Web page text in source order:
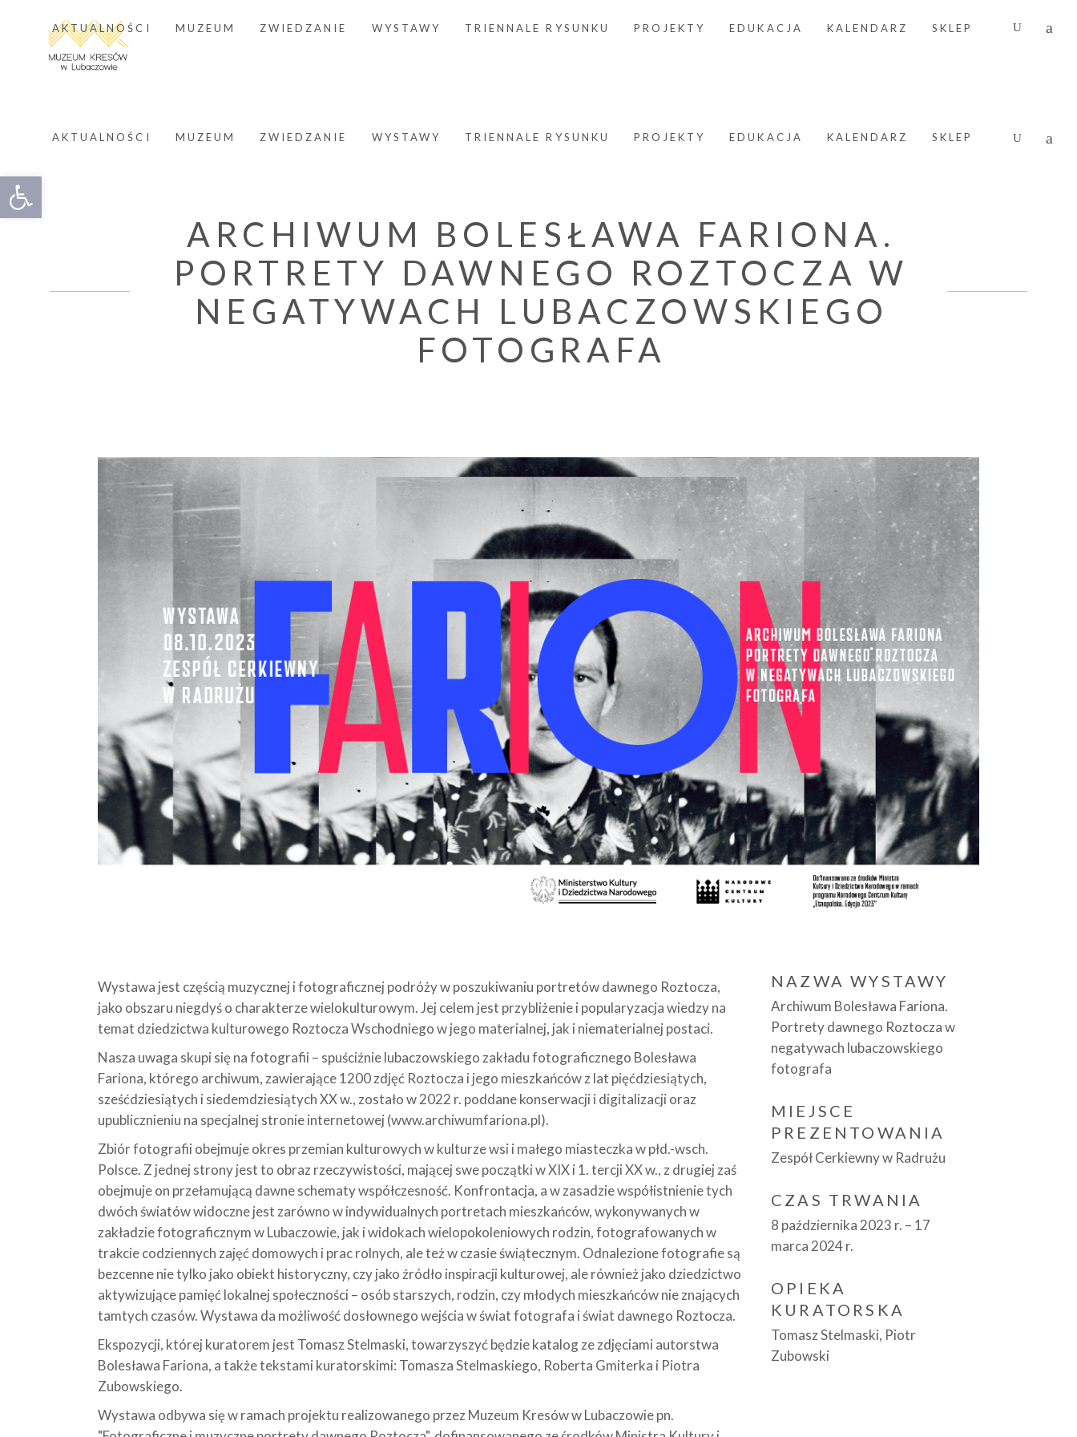
Otwórz pasek narzędzi
AKTUALNOŚCI MUZEUM ZWIEDZANIE WYSTAWY TRIENNALE RYSUNKU PROJEKTY EDUKACJA KALENDARZ SKLEP
AKTUALNOŚCI MUZEUM ZWIEDZANIE WYSTAWY TRIENNALE RYSUNKU PROJEKTY EDUKACJA KALENDARZ SKLEP
ARCHIWUM BOLESŁAWA FARIONA.
PORTRETY DAWNEGO ROZTOCZA W
NEGATYWACH LUBACZOWSKIEGO
FOTOGRAFA
Wystawa jest częścią muzycznej i fotograficznej podróży w poszukiwaniu portretów dawnego Roztocza,
jako obszaru niegdyś o charakterze wielokulturowym. Jej celem jest przybliżenie i popularyzacja wiedzy na
temat dziedzictwa kulturowego Roztocza Wschodniego w jego materialnej, jak i niematerialnej postaci.
Nasza uwaga skupi się na fotografii – spuściźnie lubaczowskiego zakładu fotograficznego Bolesława
Fariona, którego archiwum, zawierające 1200 zdjęć Roztocza i jego mieszkańców z lat pięćdziesiątych,
sześćdziesiątych i siedemdziesiątych XX w., zostało w 2022 r. poddane konserwacji i digitalizacji oraz
upublicznieniu na specjalnej stronie internetowej (www.archiwumfariona.pl).
Zbiór fotografii obejmuje okres przemian kulturowych w kulturze wsi i małego miasteczka w płd.-wsch.
Polsce. Z jednej strony jest to obraz rzeczywistości, mającej swe początki w XIX i 1. tercji XX w., z drugiej zaś
obejmuje on przełamującą dawne schematy współczesność. Konfrontacja, a w zasadzie współistnienie tych
dwóch światów widoczne jest zarówno w indywidualnych portretach mieszkańców, wykonywanych w
zakładzie fotograficznym w Lubaczowie, jak i widokach wielopokoleniowych rodzin, fotografowanych w
trakcie codziennych zajęć domowych i prac rolnych, ale też w czasie świątecznym. Odnalezione fotografie są
bezcenne nie tylko jako obiekt historyczny, czy jako źródło inspiracji kulturowej, ale również jako dziedzictwo
aktywizujące pamięć lokalnej społeczności – osób starszych, rodzin, czy młodych mieszkańców nie znających
tamtych czasów. Wystawa da możliwość dosłownego wejścia w świat fotografa i świat dawnego Roztocza.
Ekspozycji, której kuratorem jest Tomasz Stelmaski, towarzyszyć będzie katalog ze zdjęciami autorstwa
Bolesława Fariona, a także tekstami kuratorskimi: Tomasza Stelmaskiego, Roberta Gmiterka i Piotra
Zubowskiego.
Wystawa odbywa się w ramach projektu realizowanego przez Muzeum Kresów w Lubaczowie pn.
NAZWA WYSTAWY
Archiwum Bolesława Fariona.
Portrety dawnego Roztocza w
negatywach lubaczowskiego
fotografa
MIEJSCE
PREZENTOWANIA
Zespół Cerkiewny w Radrużu
CZAS TRWANIA
8 października 2023 r. – 17
marca 2024 r.
OPIEKA
KURATORSKA
Tomasz Stelmaski, Piotr
Zubowski